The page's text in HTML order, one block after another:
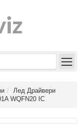
Лед Драйвери
WQFN20 IC